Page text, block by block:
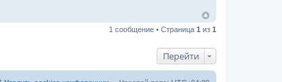
1 сообщение • Страница 1 из 1
Перейти